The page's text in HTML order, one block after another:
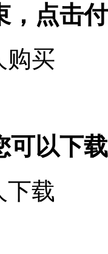
，点击
购买
可以下
下载